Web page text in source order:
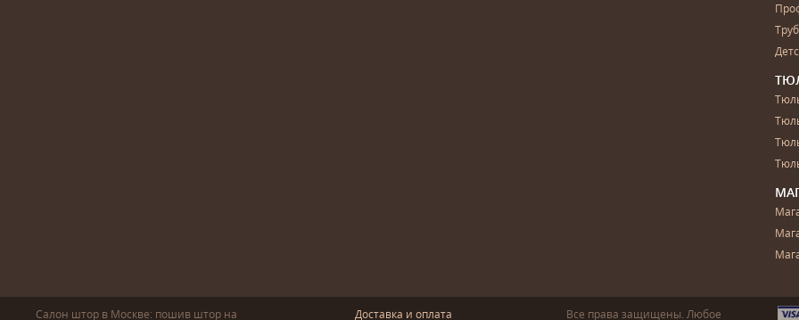
Салон штор в Москве: пошив штор на Доставка и оплата Все права защищены. Любое